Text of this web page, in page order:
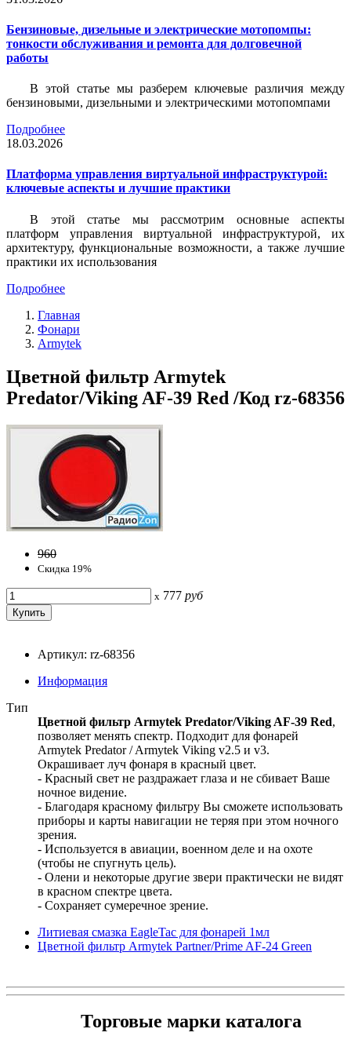
Бензиновые, дизельные и электрические мотопомпы:
тонкости обслуживания и ремонта для долговечной
работы
В этой статье мы разберем ключевые различия между
бензиновыми, дизельными и электрическими мотопомпами
Подробнее
18.03.2026
Платформа управления виртуальной инфраструктурой:
ключевые аспекты и лучшие практики
В этой статье мы рассмотрим основные аспекты
платформ управления виртуальной инфраструктурой, их
архитектуру, функциональные возможности, а также лучшие
практики их использования
Подробнее
Главная
Фонари
Armytek
Цветной фильтр Armytek
Predator/Viking AF-39 Red /Код rz-68356
960
Скидка 19%
x 777 руб
Артикул: rz-68356
Информация
Тип
Цветной фильтр Armytek Predator/Viking AF-39 Red,
позволяет менять спектр. Подходит для фонарей
Armytek Predator / Armytek Viking v2.5 и v3.
Окрашивает луч фонаря в красный цвет.
- Красный свет не раздражает глаза и не сбивает Ваше
ночное видение.
- Благодаря красному фильтру Вы сможете использовать
приборы и карты навигации не теряя при этом ночного
зрения.
- Используется в авиации, военном деле и на охоте
(чтобы не спугнуть цель).
- Олени и некоторые другие звери практически не видят
в красном спектре цвета.
- Сохраняет сумеречное зрение.
Литиевая смазка EagleTac для фонарей 1мл
Цветной фильтр Armytek Partner/Prime AF-24 Green
Торговые марки каталога